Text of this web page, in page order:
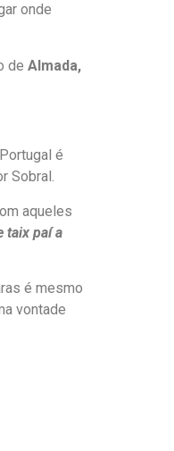
onde
de Almada,
é
Sobral.
aqueles
taix paí a
é mesmo
vontade